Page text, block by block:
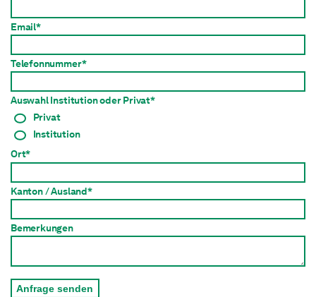
Email*
Telefonnummer*
Auswahl Institution oder Privat*
Privat
Institution
Ort*
Kanton / Ausland*
Bemerkungen
Anfrage senden